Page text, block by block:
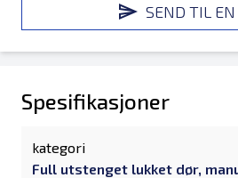
SEND TIL
Spesifikasjoner
kategori
Full utstenget lukket dør,